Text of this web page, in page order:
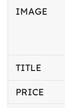
IMAGE
TITLE
PRICE